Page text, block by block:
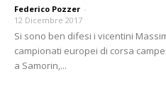
Federico Pozzer -
12 Dicembre 2017
Si sono ben difesi i vicentini
campionati europei di corsa
a Samorin,...